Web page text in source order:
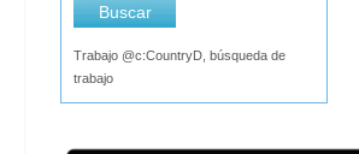
Buscar
Trabajo @c:CountryD, búsqueda de
trabajo